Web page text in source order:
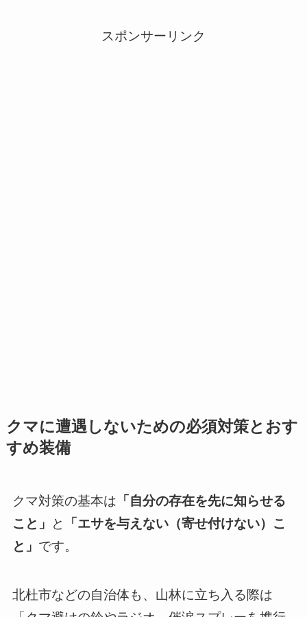
スポンサーリンク
クマに遭遇しないための必須対策とおす
すめ装備
クマ対策の基本は 「自分の存在を先に知らせる
こと」
と
「エサを与えない（寄せ付けない）こ
と」 です。
北杜市などの自治体も、山林に立ち入る際は